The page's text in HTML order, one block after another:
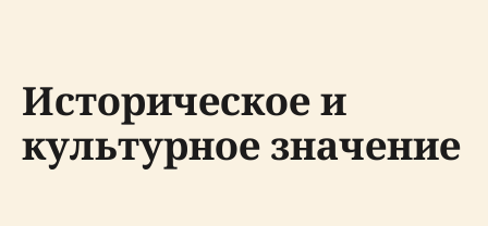
Историческое и
культурное значение